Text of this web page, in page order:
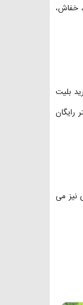
خفاش،
خرید بلیت
رایگان
بروکادنای نیز می